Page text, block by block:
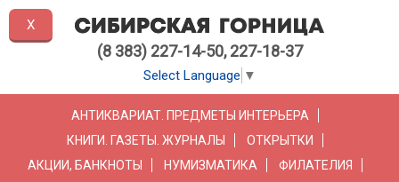
(8 383) 227-14-50, 227-18-37
Select Language ▼
АНТИКВАРИАТ. ПРЕДМЕТЫ ИНТЕРЬЕРА
КНИГИ. ГАЗЕТЫ. ЖУРНАЛЫ
ОТКРЫТКИ
АКЦИИ, БАНКНОТЫ
НУМИЗМАТИКА
ФИЛАТЕЛИЯ
X